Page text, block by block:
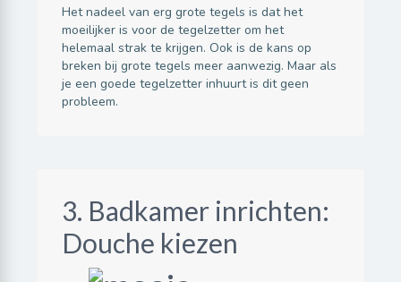
Het nadeel van erg grote tegels is dat het
moeilijker is voor de tegelzetter om het
helemaal strak te krijgen. Ook is de kans op
breken bij grote tegels meer aanwezig. Maar als
je een goede tegelzetter inhuurt is dit geen
probleem.
3. Badkamer inrichten:
Douche kiezen